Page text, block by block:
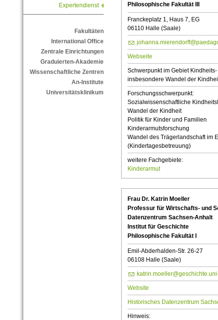
Expertendienst
Fakultäten
International Office
Zentrale Einrichtungen
Graduierten-Akademie
Wissenschaftliche Zentren
An-Institute
Universitätsklinikum
Philosophische Fakultät III
Franckeplatz 1, Haus 7, EG
06110 Halle (Saale)
Webseite
Schwerpunkt im Gebiet
insbesondere Wandel der
Forschungsschwerpunkt:
Sozialwissenschaftliche
Wandel der Kindheit
Politik für Kinder und Familien
Kinderarmutsforschung
Wandel des Trägerlandschaft im
(Kindertagesbetreuung)
weitere Fachgebiete:
Kinderarmut
Frau Dr. Katrin Moeller
Professur für Wirtschafts- und
Datenzentrum Sachsen-Anhalt
Institut für Geschichte
Philosophische Fakultät I
Emil-Abderhalden-Str. 26-27
06108 Halle (Saale)
Website
Historisches Datenzentrum
Hinweis: